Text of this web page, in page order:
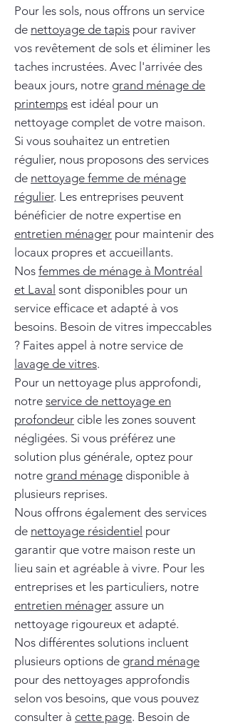
Pour les sols, nous offrons un service
de nettoyage de tapis pour raviver
vos revêtement de sols et éliminer les
taches incrustées. Avec l'arrivée des
beaux jours, notre grand ménage de
printemps est idéal pour un
nettoyage complet de votre maison.
Si vous souhaitez un entretien
régulier, nous proposons des services
de nettoyage femme de ménage
régulier. Les entreprises peuvent
bénéficier de notre expertise en
entretien ménager pour maintenir des
locaux propres et accueillants.
Nos femmes de ménage à Montréal
et Laval sont disponibles pour un
service efficace et adapté à vos
besoins. Besoin de vitres impeccables
? Faites appel à notre service de
lavage de vitres.
Pour un nettoyage plus approfondi,
notre service de nettoyage en
profondeur cible les zones souvent
négligées. Si vous préférez une
solution plus générale, optez pour
notre grand ménage disponible à
plusieurs reprises.
Nous offrons également des services
de nettoyage résidentiel pour
garantir que votre maison reste un
lieu sain et agréable à vivre. Pour les
entreprises et les particuliers, notre
entretien ménager assure un
nettoyage rigoureux et adapté.
Nos différentes solutions incluent
plusieurs options de grand ménage
pour des nettoyages approfondis
selon vos besoins, que vous pouvez
consulter à cette page. Besoin de